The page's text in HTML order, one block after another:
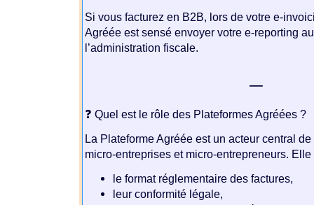
Si vous facturez en B2B, lors de votre e-
Agréée est sensé envoyer votre e-reporting
l’administration fiscale.
—
❓ Quel est le rôle des Plateformes Agréées ?
La Plateforme Agréée est un acteur central
micro-entreprises et micro-entrepreneurs. Elle
le format réglementaire des factures,
leur conformité légale,